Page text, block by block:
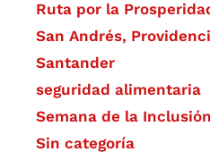
Ruta por la
San Andrés,
Santander
seguridad alimentaria
Semana de la
Sin categoría